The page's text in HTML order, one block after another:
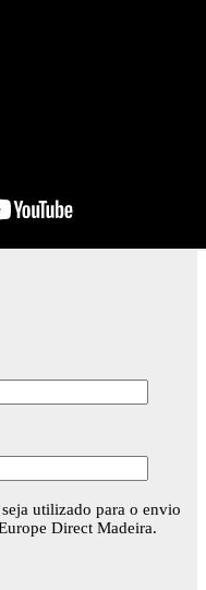
utilizado para o envio
Direct Madeira.